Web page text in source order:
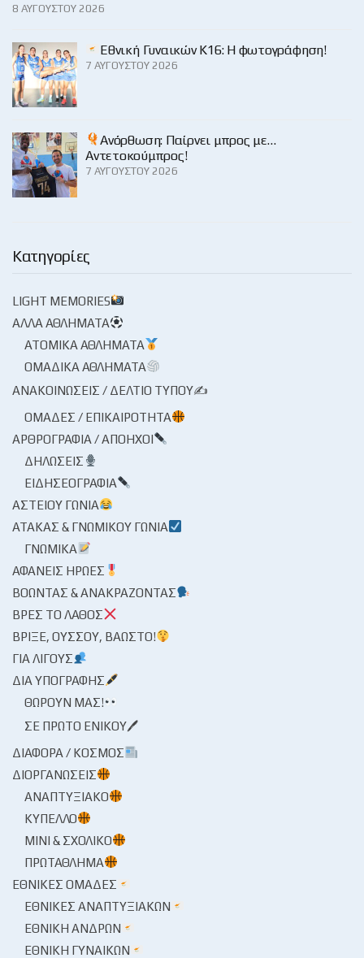
8 ΑΥΓΟΎΣΤΟΥ 2026
Εθνική Γυναικών Κ16: Η φωτογράφηση!
7 ΑΥΓΟΎΣΤΟΥ 2026
Ανόρθωση: Παίρνει μπρος με…
Αντετοκούμπρος!
7 ΑΥΓΟΎΣΤΟΥ 2026
Κατηγορίες
LIGHT MEMORIES
ΆΛΛΑ ΑΘΛΉΜΑΤΑ
ΑΤΟΜΙΚΆ ΑΘΛΉΜΑΤΑ
ΟΜΑΔΙΚΆ ΑΘΛΉΜΑΤΑ
ΑΝΑΚΟΙΝΏΣΕΙΣ / ΔΕΛΤΊΟ ΤΎΠΟΥ✍
ΟΜΆΔΕΣ / ΕΠΙΚΑΙΡΌΤΗΤΑ
ΑΡΘΡΟΓΡΑΦΊΑ / ΑΠΌΗΧΟΙ
ΔΗΛΏΣΕΙΣ
ΕΙΔΗΣΕΟΓΡΑΦΊΑ
ΑΣΤΕΊΟΥ ΓΩΝΊΑ
ΑΤΆΚΑΣ & ΓΝΩΜΙΚΟΎ ΓΩΝΊΑ
ΓΝΩΜΙΚΆ
ΑΦΑΝΕΊΣ ΉΡΩΕΣ
ΒΟΏΝΤΑΣ & ΑΝΑΚΡΆΖΟΝΤΑΣ
ΒΡΕΣ ΤΟ ΛΆΘΟΣ
ΒΡΊΞΕ, ΟΎΣΣΟΥ, ΒΆΩΣΤΟ!
ΓΙΑ ΛΊΓΟΥΣ
ΔΙΑ ΥΠΟΓΡΑΦΉΣ
ΘΩΡΟΎΝ ΜΑΣ!
ΣΕ ΠΡΏΤΟ ΕΝΙΚΟΎ🖊
ΔΙΆΦΟΡΑ / ΚΌΣΜΟΣ
ΔΙΟΡΓΑΝΏΣΕΙΣ
ΑΝΑΠΤΥΞΙΑΚΌ
ΚΎΠΕΛΛΟ
ΜΊΝΙ & ΣΧΟΛΙΚΌ
ΠΡΩΤΆΘΛΗΜΑ
ΕΘΝΙΚΈΣ ΟΜΆΔΕΣ
ΕΘΝΙΚΈΣ ΑΝΑΠΤΥΞΙΑΚΏΝ
ΕΘΝΙΚΉ ΑΝΔΡΏΝ
ΕΘΝΙΚΉ ΓΥΝΑΙΚΏΝ